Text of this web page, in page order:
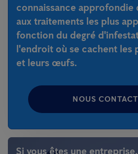
connaissance approfondie
aux traitements les plus
fonction du degré
l'endroit où se cachent les
et leurs œufs.
NOUS
Si vous êtes une entreprise,